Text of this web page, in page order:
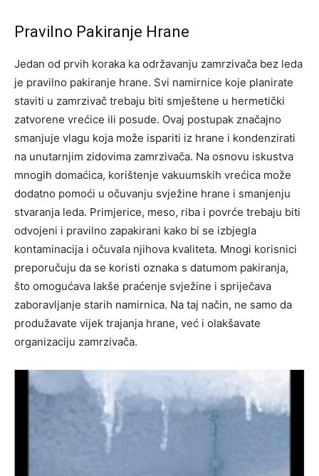
Pravilno Pakiranje Hrane
Jedan od prvih koraka ka održavanju zamrzivača bez leda
je pravilno pakiranje hrane. Svi namirnice koje planirate
staviti u zamrzivač trebaju biti smještene u hermetički
zatvorene vrećice ili posude. Ovaj postupak značajno
smanjuje vlagu koja može ispariti iz hrane i kondenzirati
na unutarnjim zidovima zamrzivača. Na osnovu iskustva
mnogih domaćica, korištenje vakuumskih vrećica može
dodatno pomoći u očuvanju svježine hrane i smanjenju
stvaranja leda. Primjerice, meso, riba i povrće trebaju biti
odvojeni i pravilno zapakirani kako bi se izbjegla
kontaminacija i očuvala njihova kvaliteta. Mnogi korisnici
preporučuju da se koristi oznaka s datumom pakiranja,
što omogućava lakše praćenje svježine i spriječava
zaboravljanje starih namirnica. Na taj način, ne samo da
produžavate vijek trajanja hrane, već i olakšavate
organizaciju zamrzivača.